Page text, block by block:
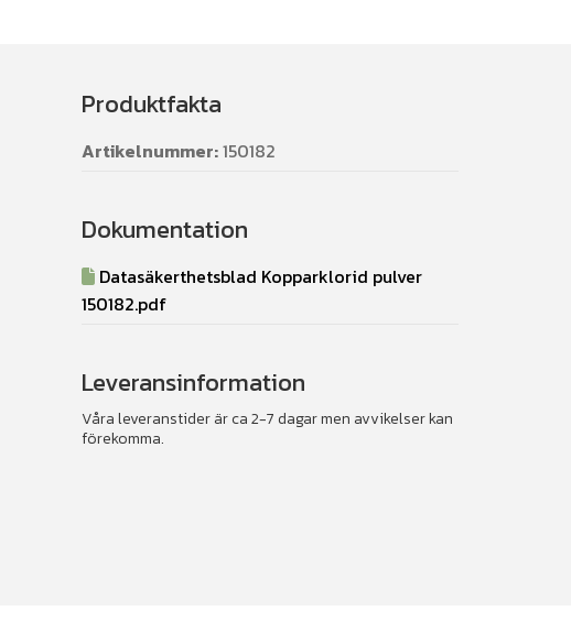
Produktfakta
Artikelnummer:150182
Dokumentation
Datasäkerthetsblad Kopparklorid pulver
150182.pdf
Leveransinformation
Våra leveranstider är ca 2-7 dagar men avvikelser kan
förekomma.